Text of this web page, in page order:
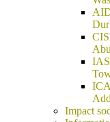
Impact